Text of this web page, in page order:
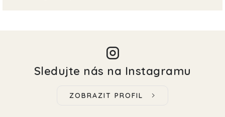
Sledujte nás na Instagramu
ZOBRAZIT PROFIL